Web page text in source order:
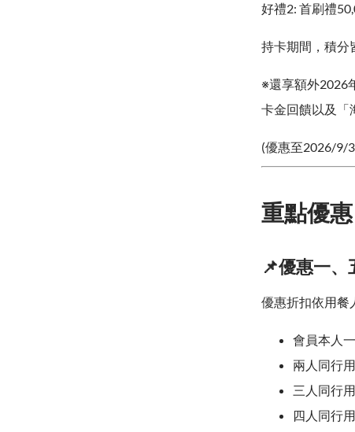
好禮2: 首刷禮
持卡期間，積分
※還享額外2026
卡金回饋以及「
(優惠至2026/9/
重點優惠
📌優惠一
優惠折扣依用餐
會員本人
兩人同行
三人同行
四人同行